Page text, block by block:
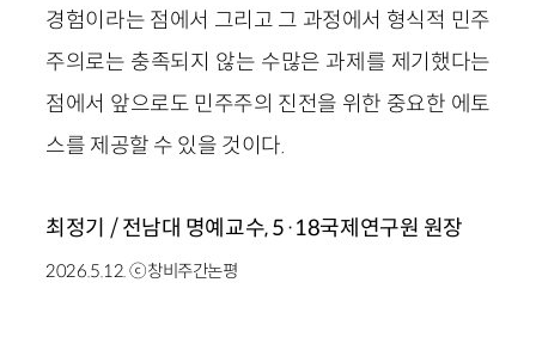
경험이라는 점에서 그리고 그 과정에서 형식적 민주
주의로는 충족되지 않는 수많은 과제를 제기했다는
점에서 앞으로도 민주주의 진전을 위한 중요한 에토
스를 제공할 수 있을 것이다.
최정기 / 전남대 명예교수, 5·18국제연구원 원장
2026.5.12. ⓒ창비주간논평